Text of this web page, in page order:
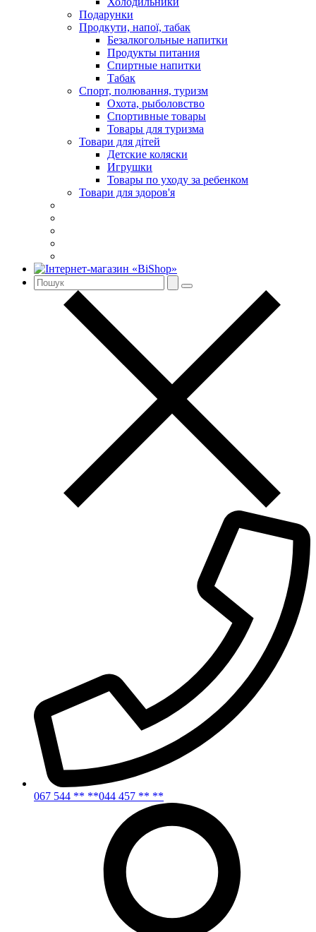
Подарунки
Продкути, напої, табак
Безалкогольные напитки
Продукты питания
Спиртные напитки
Табак
Спорт, полювання, туризм
Охота, рыболовство
Спортивные товары
Товары для туризма
Товари для дітей
Детские коляски
Игрушки
Товары по уходу за ребенком
Товари для здоров'я
067 544 ** **044 457 ** **